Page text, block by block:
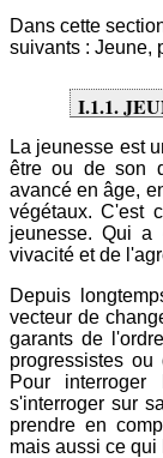
Dans cette
suivants : Jeune,
I.1.1.
La jeunesse est
être ou de son
avancé en âge,
végétaux. C'est
jeunesse. Qui a
vivacité et de
Depuis
vecteur de
garants de
progressistes
Pour
s'interroger sur
prendre en
mais aussi ce qui